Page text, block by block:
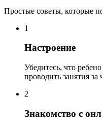
Простые советы, которые
1
Настроение
Убедитесь, что
проводить занятия за
2
Знакомство с